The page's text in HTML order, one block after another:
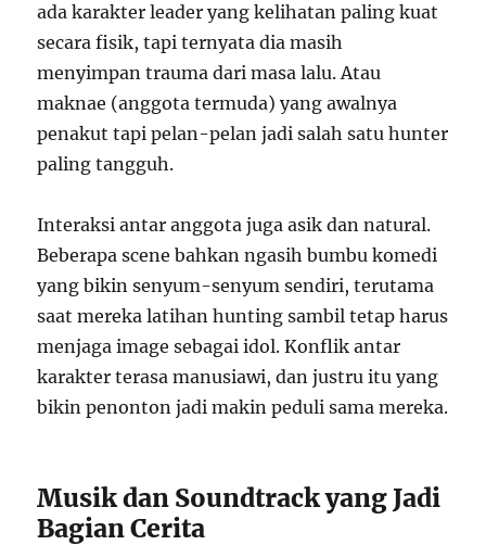
ada karakter leader yang kelihatan paling kuat
secara fisik, tapi ternyata dia masih
menyimpan trauma dari masa lalu. Atau
maknae (anggota termuda) yang awalnya
penakut tapi pelan-pelan jadi salah satu hunter
paling tangguh.
Interaksi antar anggota juga asik dan natural.
Beberapa scene bahkan ngasih bumbu komedi
yang bikin senyum-senyum sendiri, terutama
saat mereka latihan hunting sambil tetap harus
menjaga image sebagai idol. Konflik antar
karakter terasa manusiawi, dan justru itu yang
bikin penonton jadi makin peduli sama mereka.
Musik dan Soundtrack yang Jadi
Bagian Cerita